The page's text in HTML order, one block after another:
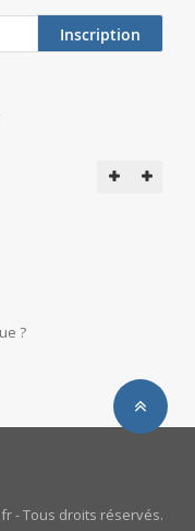
Inscription
?
- Tous droits réservés.